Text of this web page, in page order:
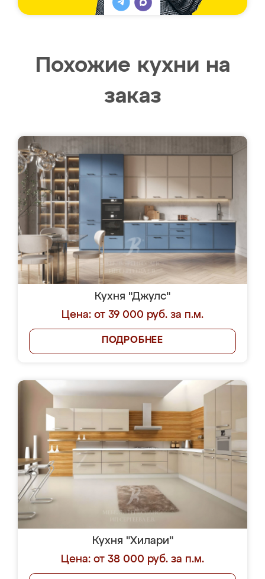
Похожие кухни на
заказ
Кухня "Джулс"
Цена: от 39 000 руб. за п.м.
ПОДРОБНЕЕ
Кухня "Хилари"
Цена: от 38 000 руб. за п.м.